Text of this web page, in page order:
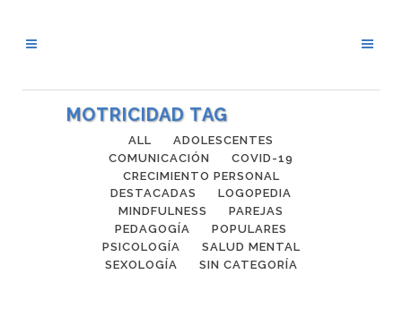
MOTRICIDAD TAG
ALL
ADOLESCENTES
COMUNICACIÓN
COVID-19
CRECIMIENTO PERSONAL
DESTACADAS
LOGOPEDIA
MINDFULNESS
PAREJAS
PEDAGOGÍA
POPULARES
PSICOLOGÍA
SALUD MENTAL
SEXOLOGÍA
SIN CATEGORÍA